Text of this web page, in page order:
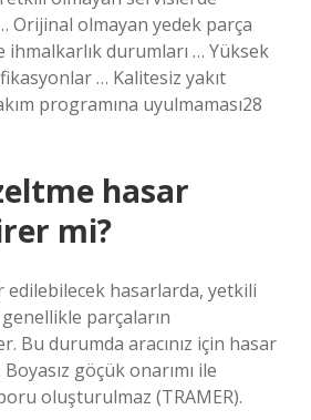
Orijinal olmayan yedek parça
ihmalkarlık durumları … Yüksek
… Kalitesiz yakıt
programına uyulmaması28
hasar
mi?
edilebilecek hasarlarda, yetkili
parçaların
Bu durumda aracınız için hasar
göçük onarımı ile
oluşturulmaz (TRAMER).